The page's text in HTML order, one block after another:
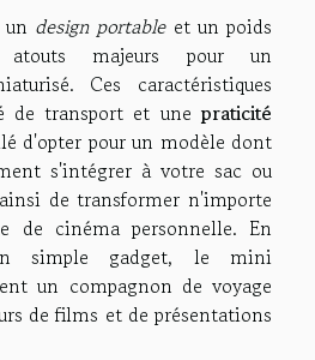
un design portableet un poids
majeurs pour un
Ces caractéristiques
de transport et une praticité
d'opter pour un modèle dont
s'intégrer à votre sac ou
de transformer n'importe
de cinéma personnelle. En
simple gadget, le mini
un compagnon de voyage
de films et de présentations